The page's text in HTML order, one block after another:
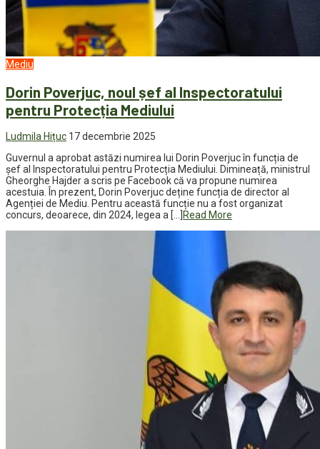
Mediu
Dorin Poverjuc, noul șef al Inspectoratului
pentru Protecția Mediului
Ludmila Hițuc 17 decembrie 2025
Guvernul a aprobat astăzi numirea lui Dorin Poverjuc în funcția de
șef al Inspectoratului pentru Protecția Mediului. Dimineață, ministrul
Gheorghe Hajder a scris pe Facebook că va propune numirea
acestuia. În prezent, Dorin Poverjuc deține funcția de director al
Agenției de Mediu. Pentru această funcție nu a fost organizat
concurs, deoarece, din 2024, legea a […]
Read More